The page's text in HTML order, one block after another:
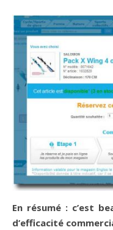
En résumé : c’est
d’efficacité